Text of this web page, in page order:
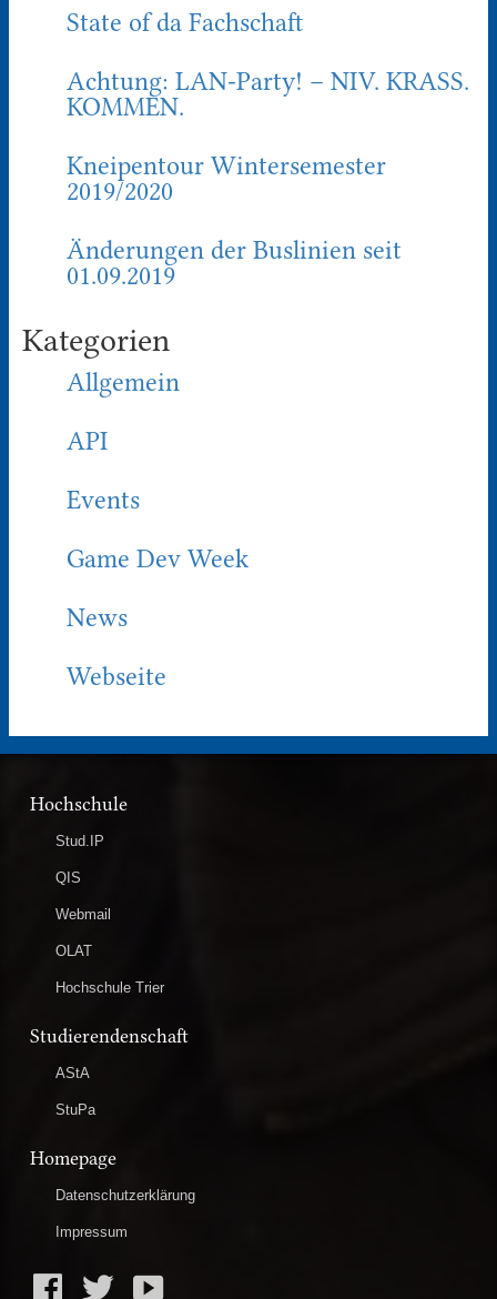
State of da Fachschaft
Achtung: LAN-Party! – NIV. KRASS.
KOMMEN.
Kneipentour Wintersemester
2019/2020
Änderungen der Buslinien seit
01.09.2019
Kategorien
Allgemein
API
Events
Game Dev Week
News
Webseite
Hochschule
Stud.IP
QIS
Webmail
OLAT
Hochschule Trier
Studierendenschaft
AStA
StuPa
Homepage
Datenschutzerklärung
Impressum